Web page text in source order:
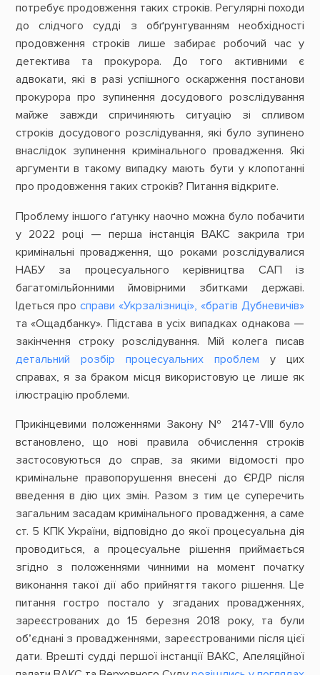
потребує продовження таких строків. Регулярні походи
до слідчого судді з обґрунтуванням необхідності
продовження строків лише забирає робочий час у
детектива та прокурора. До того активними є
адвокати, які в разі успішного оскарження постанови
прокурора про зупинення досудового розслідування
майже завжди спричиняють ситуацію зі спливом
строків досудового розслідування, які було зупинено
внаслідок зупинення кримінального провадження. Які
аргументи в такому випадку мають бути у клопотанні
про продовження таких строків? Питання відкрите.
Проблему іншого ґатунку наочно можна було побачити
у 2022 році — перша інстанція ВАКС закрила три
кримінальні провадження, що роками розслідувалися
НАБУ за процесуального керівництва САП із
багатомільйонними ймовірними збитками державі.
Ідеться про справи «Укрзалізниці», «братів Дубневичів»
та «Ощадбанку». Підстава в усіх випадках однакова —
закінчення строку розслідування. Мій колега писав
детальний розбір процесуальних проблем у цих
справах, я за браком місця використовую це лише як
ілюстрацію проблеми.
Прикінцевими положеннями Закону № 2147-VІІІ було
встановлено, що нові правила обчислення строків
застосовуються до справ, за якими відомості про
кримінальне правопорушення внесені до ЄРДР після
введення в дію цих змін. Разом з тим це суперечить
загальним засадам кримінального провадження, а саме
ст. 5 КПК України, відповідно до якої процесуальна дія
проводиться, а процесуальне рішення приймається
згідно з положеннями чинними на момент початку
виконання такої дії або прийняття такого рішення. Це
питання гостро постало у згаданих провадженнях,
зареєстрованих до 15 березня 2018 року, та були
обʼєднані з провадженнями, зареєстрованими після цієї
дати. Врешті судді першої інстанції ВАКС, Апеляційної